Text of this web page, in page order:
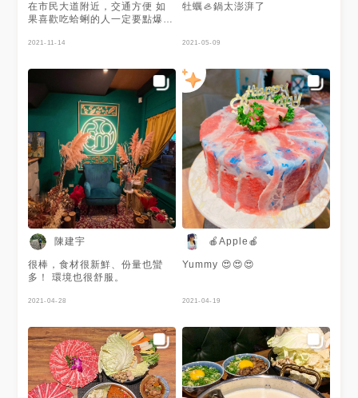
在市民大道附近，交通方便 如
果喜歡吃蛤蜊的人一定要點爆量
2021-11-14
牡蠣🦪鍋太澎湃了
2021-05-09
陳建宇
很棒，食材很新鮮、份量也蠻
多！ 環境也很舒服。
2021-04-28
🍎Apple🍎
Yummy 😍😍😍
2021-04-19